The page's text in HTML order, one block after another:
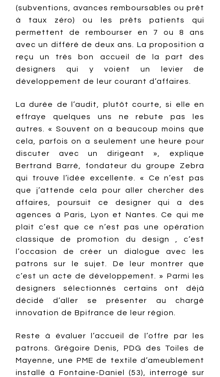
(subventions, avances remboursables ou prêt
à taux zéro) ou les prêts patients qui
permettent de rembourser en 7 ou 8 ans
avec un différé de deux ans. La proposition a
reçu un très bon accueil de la part des
designers qui y voient un levier de
développement de leur courant d’affaires.
La durée de l’audit, plutôt courte, si elle en
effraye quelques uns ne rebute pas les
autres. « Souvent on a beaucoup moins que
cela, parfois on a seulement une heure pour
discuter avec un dirigeant », explique
Bertrand Barré, fondateur du groupe Zebra
qui trouve l’idée excellente. « Ce n’est pas
que j’attende cela pour aller chercher des
affaires, poursuit ce designer qui a des
agences à Paris, Lyon et Nantes. Ce qui me
plait c’est que ce n’est pas une opération
classique de promotion du design , c’est
l’occasion de créer un dialogue avec les
patrons sur le sujet. De leur montrer que
c’est un acte de développement. » Parmi les
designers sélectionnés certains ont déjà
décidé d’aller se présenter au chargé
innovation de Bpifrance de leur région.
Reste à évaluer l’accueil de l’offre par les
patrons. Grégoire Denis, PDG des Toiles de
Mayenne, une PME de textile d’ameublement
installé à Fontaine-Daniel (53), interrogé sur